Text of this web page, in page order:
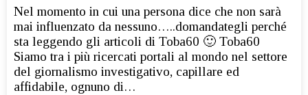
Nel momento in cui una persona dice che non sarà
mai influenzato da nessuno…..domandategli perché
sta leggendo gli articoli di Toba60 🙂 Toba60
Siamo tra i più ricercati portali al mondo nel settore
del giornalismo investigativo, capillare ed
affidabile, ognuno di…